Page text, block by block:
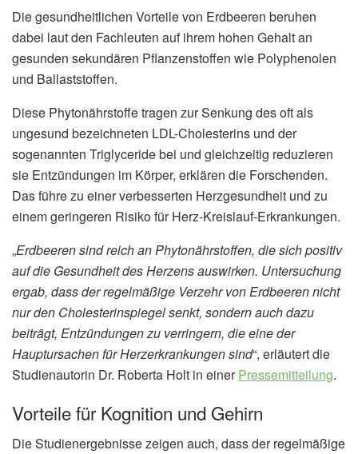
Die gesundheitlichen Vorteile von Erdbeeren beruhen
dabei laut den Fachleuten auf ihrem hohen Gehalt an
gesunden sekundären Pflanzenstoffen wie Polyphenolen
und Ballaststoffen.
Diese Phytonährstoffe tragen zur Senkung des oft als
ungesund bezeichneten LDL-Cholesterins und der
sogenannten Triglyceride bei und gleichzeitig reduzieren
sie Entzündungen im Körper, erklären die Forschenden.
Das führe zu einer verbesserten Herzgesundheit und zu
einem geringeren Risiko für Herz-Kreislauf-Erkrankungen.
„Erdbeeren sind reich an Phytonährstoffen, die sich positiv
auf die Gesundheit des Herzens auswirken. Untersuchung
ergab, dass der regelmäßige Verzehr von Erdbeeren nicht
nur den Cholesterinspiegel senkt, sondern auch dazu
beiträgt, Entzündungen zu verringern, die eine der
Hauptursachen für Herzerkrankungen sind“, erläutert die
Studienautorin Dr. Roberta Holt in einerPressemitteilung.
Vorteile für Kognition und Gehirn
Die Studienergebnisse zeigen auch, dass der regelmäßige